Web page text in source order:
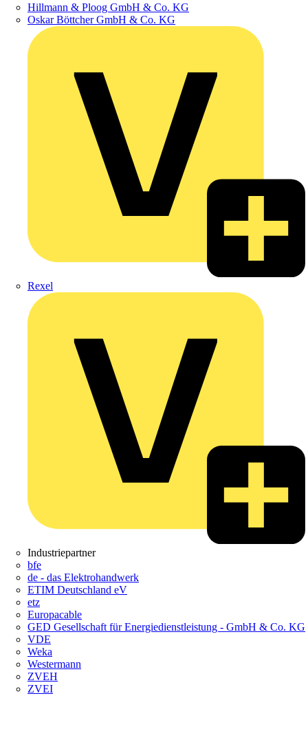
Hillmann & Ploog GmbH & Co. KG
Oskar Böttcher GmbH & Co. KG
Rexel
Industriepartner
bfe
de - das Elektrohandwerk
ETIM Deutschland eV
etz
Europacable
GED Gesellschaft für Energiedienstleistung - GmbH & Co. KG
VDE
Weka
Westermann
ZVEH
ZVEI